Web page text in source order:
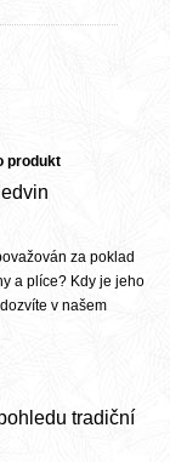
produkt
za poklad
a plíce? Kdy je jeho
v našem
tradiční